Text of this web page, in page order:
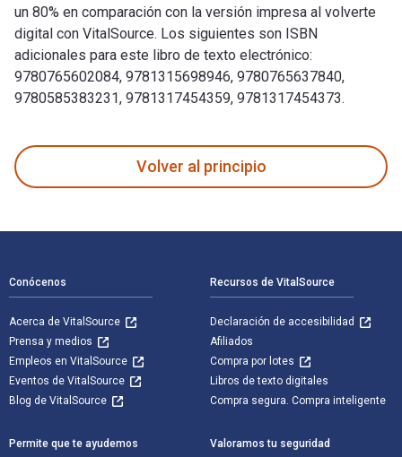
un 80% en comparación con la versión impresa al volverte
digital con VitalSource. Los siguientes son ISBN
adicionales para este libro de texto electrónico:
9780765602084, 9781315698946, 9780765637840,
9780585383231, 9781317454359, 9781317454373.
Volver al principio
Conócenos
Acerca de VitalSource
Prensa y medios
Empleos en VitalSource
Eventos de VitalSource
Blog de VitalSource
Recursos de VitalSource
Declaración de accesibilidad
Afiliados
Compra por lotes
Libros de texto digitales
Compra segura. Compra inteligente
Permite que te ayudemos Valoramos tu seguridad